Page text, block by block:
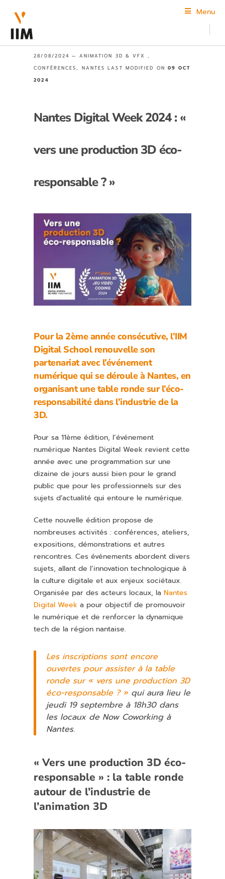
Menu
28/08/2024 — ANIMATION 3D & VFX ,
CONFÉRENCES, NANTES LAST MODIFIED ON 09 OCT
2024
Nantes Digital Week 2024 : «
vers une production 3D éco-
responsable ? »
Pour la 2ème année consécutive, l’IIM
Digital School renouvelle son
partenariat avec l’événement
numérique qui se déroule à Nantes, en
organisant une table ronde sur l’éco-
responsabilité dans l’industrie de la
3D.
Pour sa 11ème édition, l’événement
numérique Nantes Digital Week revient cette
année avec une programmation sur une
dizaine de jours aussi bien pour le grand
public que pour les professionnels sur des
sujets d’actualité qui entoure le numérique.
Cette nouvelle édition propose de
nombreuses activités : conférences, ateliers,
expositions, démonstrations et autres
rencontres. Ces événements abordent divers
sujets, allant de l’innovation technologique à
la culture digitale et aux enjeux sociétaux.
Organisée par des acteurs locaux, laNantes
Digital Week a pour objectif de promouvoir
le numérique et de renforcer la dynamique
tech de la région nantaise.
Les inscriptions sont encore
ouvertes pour assister à la table
ronde sur « vers une production 3D
éco-responsable ? » qui aura lieu le
jeudi 19 septembre à 18h30 dans
les locaux de Now Coworking à
Nantes.
« Vers une production 3D éco-
responsable » : la table ronde
autour de l’industrie de
l’animation 3D